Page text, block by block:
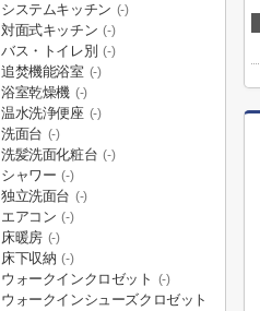
システムキッチン (-)
対面式キッチン (-)
バス・トイレ別 (-)
追焚機能浴室 (-)
浴室乾燥機 (-)
温水洗浄便座 (-)
洗面台 (-)
洗髪洗面化粧台 (-)
シャワー (-)
独立洗面台 (-)
エアコン (-)
床暖房 (-)
床下収納 (-)
ウォークインクロゼット (-)
ウォークインシューズクロゼット